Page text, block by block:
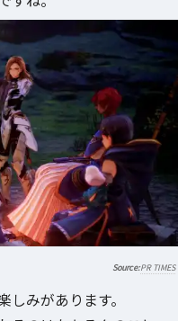
PR TIMES
しみがあります。